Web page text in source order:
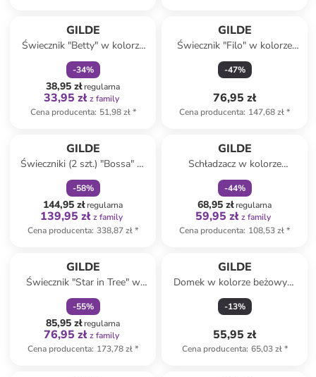
GILDE
Świecznik "Betty" w kolorze
srebrno-białym - 8 x 6,5 cm
-34%
38,95 złregularna
33,95 zł z family
Cena producenta: 51,98 zł*
GILDE
Świecznik "Filo" w kolorze
czarnym - wys. 26,5 x Ø 24
cm
-47%
76,95 zł
Cena producenta: 147,68 zł*
GILDE
Świeczniki (2 szt.) "Bossa" w
kolorze kremowym - wys. 27
x Ø 16 cm
-58%
144,95 złregularna
139,95 zł z family
Cena producenta: 338,87 zł*
GILDE
Schładzacz w kolorze
srebrnym do butelek - wys.
18 cm
-44%
68,95 złregularna
59,95 zł z family
Cena producenta: 108,53 zł*
GILDE
Świecznik "Star in Tree" w
kolorze czarnym - 33 x 57 x
10 cm
-55%
85,95 złregularna
76,95 zł z family
Cena producenta: 173,78 zł*
GILDE
Domek w kolorze beżowym
dla insektów - 6,8 x 20 x 6,8
cm
-13%
55,95 zł
Cena producenta: 65,03 zł*